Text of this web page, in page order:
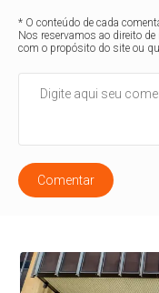
* O conteúdo de cada
Nos reservamos ao direito
com o propósito do site ou
Comentar